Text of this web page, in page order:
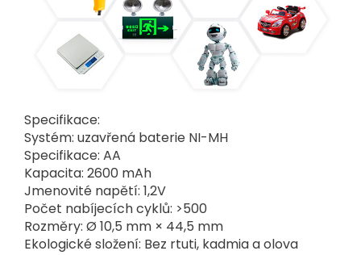
Specifikace:
Systém: uzavřená baterie NI-MH
Specifikace: AA
Kapacita: 2600 mAh
Jmenovité napětí: 1,2V
Počet nabíjecích cyklů: >500
Rozměry: Ø 10,5 mm × 44,5 mm
Ekologické složení: Bez rtuti, kadmia a olova